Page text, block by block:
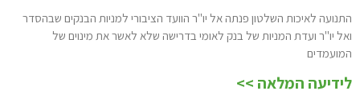
התנועה לאיכות השלטון פנתה אל יו"ר הוועד הציבורי למניות הבנקים שבהסדר
ואל יו"ר ועדת המניות של בנק לאומי בדרישה שלא לאשר את מינוים של
המועמדים
לידיעה המלאה >>